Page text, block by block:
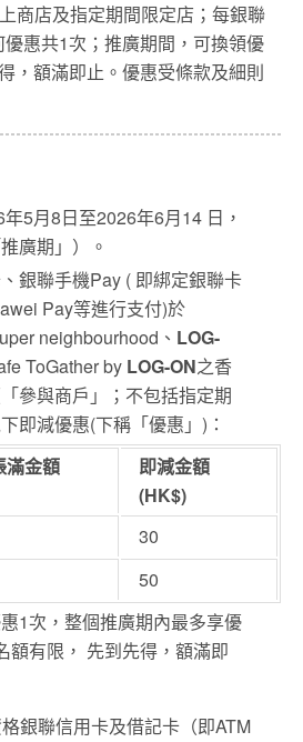
商店及指定期間限定店；每銀聯
惠共1次；推廣期間，可換領優
，額滿即止。優惠受條款及細則
5月8日至2026年6月14 日，
廣期」）。
銀聯手機Pay ( 即綁定銀聯卡
Pay等進行支付)於
neighbourhood、 LOG-
ToGather by LOG-ON之香
參與商戶」；不包括指定期
即減優惠(下稱「優惠」)：
滿金額
即減金額
(HK$)
30
50
1次，整個推廣期內最多享優
額有限， 先到先得，額滿即
銀聯信用卡及借記卡（即ATM